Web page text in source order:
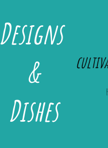
Designs
&
Dishes